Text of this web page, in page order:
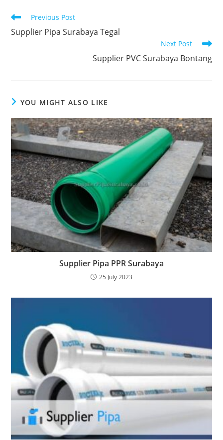
Previous Post
Supplier Pipa Surabaya Tegal
Next Post
Supplier PVC Surabaya Bontang
YOU MIGHT ALSO LIKE
Supplier Pipa PPR Surabaya
25 July 2023